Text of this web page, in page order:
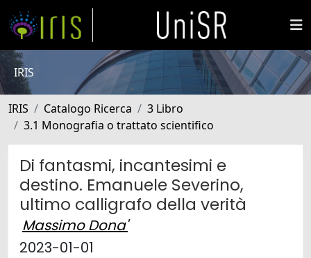
IRIS
IRIS Catalogo Ricerca
3 Libro
3.1 Monografia o trattato scientifico
Di fantasmi, incantesimi e
destino. Emanuele Severino,
ultimo calligrafo della verità
Massimo Dona'
2023-01-01